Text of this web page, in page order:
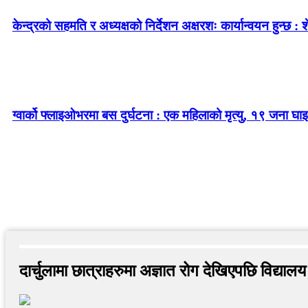
केन्द्रको सहमति र अध्यक्षको निर्देशन अक्षरशः कार्यान्वयन हुन्छ :
ग्वार्को फ्लाइओभरमा बस दुर्घटना : एक महिलाको मृत्यु, १९ जना
दार्चुलामा छात्राहरुमा अज्ञात रोग देखिएपछि